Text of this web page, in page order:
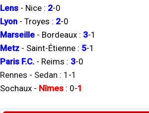
Lens - Nice : 2-0
Lyon - Troyes : 2-0
Marseille - Bordeaux : 3-1
Metz - Saint-Étienne : 5-1
Paris F.C. - Reims : 3-0
Rennes - Sedan : 1 -1
Sochaux - Nîmes : 0-1